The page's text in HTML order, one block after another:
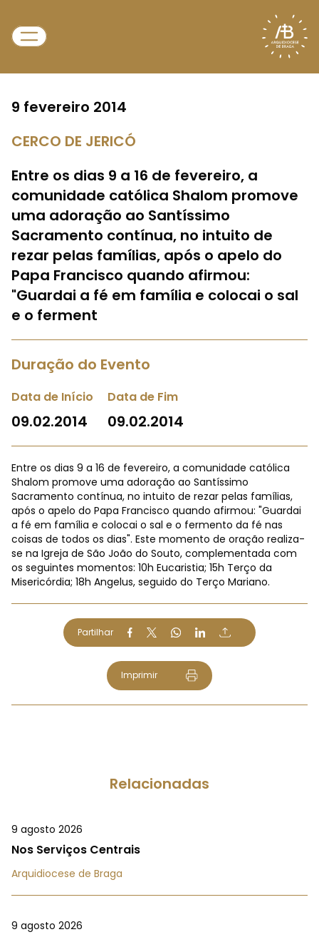
9 fevereiro 2014
CERCO DE JERICÓ
Entre os dias 9 a 16 de fevereiro, a
comunidade católica Shalom promove
uma adoração ao Santíssimo
Sacramento contínua, no intuito de
rezar pelas famílias, após o apelo do
Papa Francisco quando afirmou:
"Guardai a fé em família e colocai o sal
e o ferment
Duração do Evento
Data de Início
09.02.2014
Data de Fim
09.02.2014
Entre os dias 9 a 16 de fevereiro, a comunidade católica
Shalom promove uma adoração ao Santíssimo
Sacramento contínua, no intuito de rezar pelas famílias,
após o apelo do Papa Francisco quando afirmou: "Guardai
a fé em família e colocai o sal e o fermento da fé nas
coisas de todos os dias". Este momento de oração realiza-
se na Igreja de São João do Souto, complementada com
os seguintes momentos: 10h Eucaristia; 15h Terço da
Misericórdia; 18h Angelus, seguido do Terço Mariano.
Partilhar
Imprimir
Relacionadas
9 agosto 2026
Nos Serviços Centrais
Arquidiocese de Braga
9 agosto 2026